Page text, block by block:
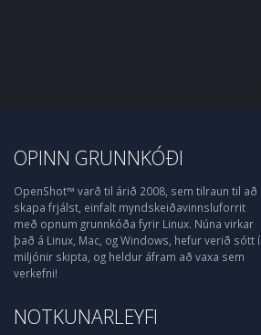
OPINN GRUNNKÓÐI
OpenShot™ varð til árið 2008, sem tilraun til að
skapa frjálst, einfalt myndskeiðavinnsluforrit
með opnum grunnkóða fyrir Linux. Núna virkar
það á Linux, Mac, og Windows, hefur verið sótt í
miljónir skipta, og heldur áfram að vaxa sem
verkefni!
NOTKUNARLEYFI